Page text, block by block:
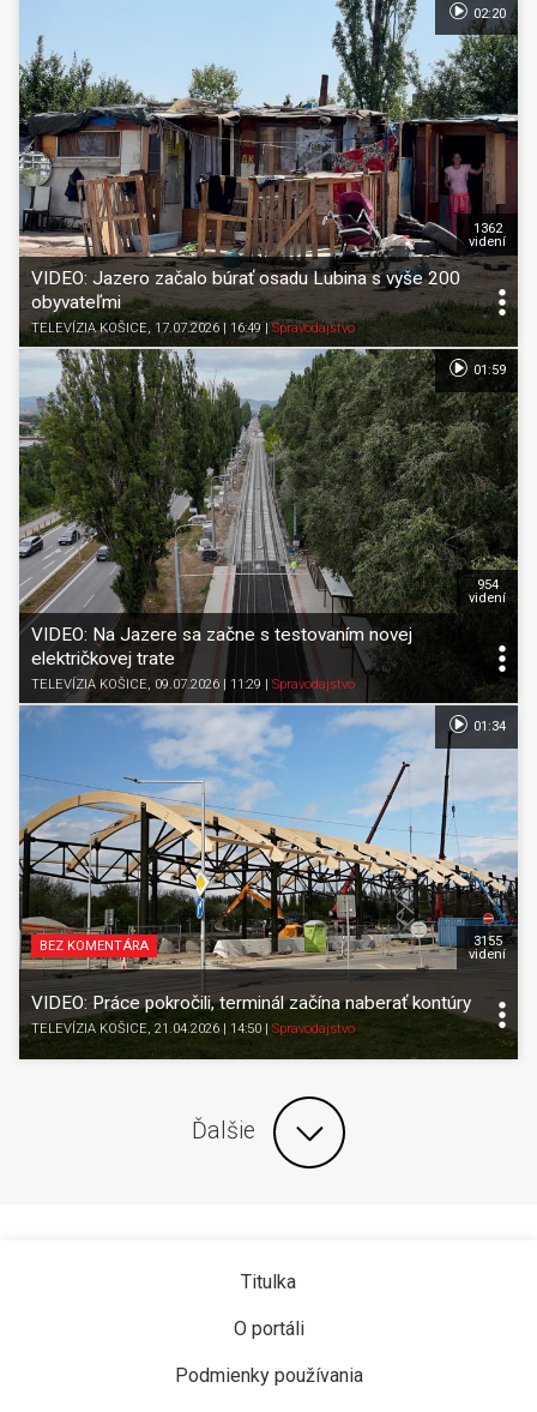
VIDEO: Jazero začalo búrať osadu Lubina s vyše 200
obyvateľmi
TELEVÍZIA KOŠICE, 17.07.2026 | 16:49|Spravodajstvo
1362
videní
02:20
VIDEO: Na Jazere sa začne s testovaním novej
električkovej trate
TELEVÍZIA KOŠICE, 09.07.2026 | 11:29 Spravodajstvo
954
videní
01:59
BEZ KOMENTÁRA
VIDEO: Práce pokročili, terminál začína naberať kontúry
TELEVÍZIA KOŠICE, 21.04.2026 | 14:50 Spravodajstvo
3155
videní
01:34
Ďalšie
Titulka
O portáli
Podmienky používania